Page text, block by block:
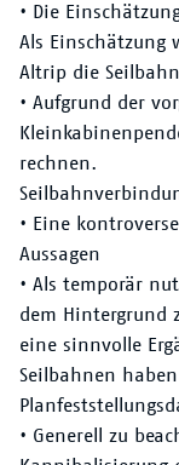
• Die
Als Einschätzung
Altrip die
• Aufgrund der
rechnen.
• Eine
Aussagen
• Als temporär
dem Hintergrund
eine sinnvolle
Seilbahnen
• Generell zu